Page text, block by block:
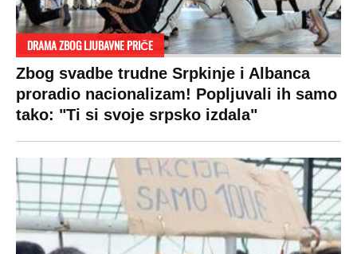
Politika
Društvo
Hronika
Ekonomija
Kosovo
Sudbine
Rijaliti
Zvezde
Holivud
Kviz
Fudbal
Košarka
Tenis
Ostali sportovi
Navijači
Showtime
Bizar
Svaštara
Tiktok
LIFESTYLE
Stil
Ljubav
Zdravlje
SVET
Planeta
Globalno zagrevanje
Hrvatska
BiH
MONDO INC.
Impressum
Kontakt
Marketing
Politika o kolačićima